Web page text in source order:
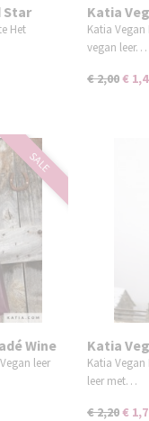
Star
Het
Katia
Katia
vegan leer…
€ 2,00€
SALE
Wine
leer
Katia
Katia Vegan
leer met…
€ 2,20€